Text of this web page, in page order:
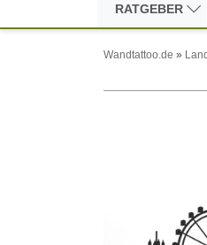
RATGEBER
Wandtattoo.de »